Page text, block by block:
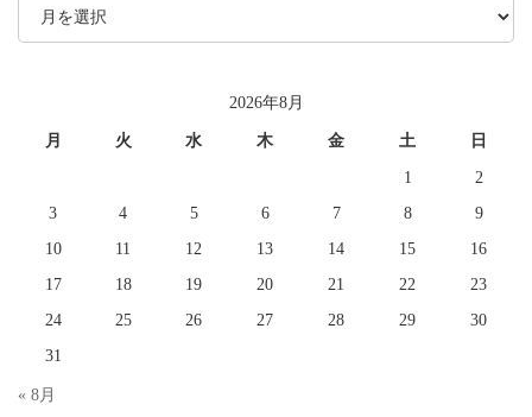
2026年8月
月 火 水 木 金 土 日
1
2
3
4 5 6 7 8
9
10
11 12 13 14 15
16
17
18 19 20 21 22
23
24
25 26 27 28 29
30
31
« 8月